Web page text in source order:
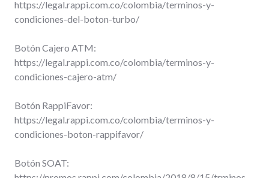
https://legal.rappi.com.co/colombia/terminos-y-
condiciones-del-boton-turbo/
Botón Cajero ATM:
https://legal.rappi.com.co/colombia/terminos-y-
condiciones-cajero-atm/
Botón RappiFavor:
https://legal.rappi.com.co/colombia/terminos-y-
condiciones-boton-rappifavor/
Botón SOAT: